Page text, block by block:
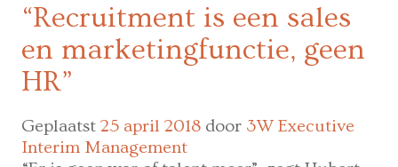
kan
je
doen?
Tips
“Recruitment is een sales
en marketingfunctie, geen
HR”
Geplaatst 25 april 2018 door 3W Executive
Interim Management